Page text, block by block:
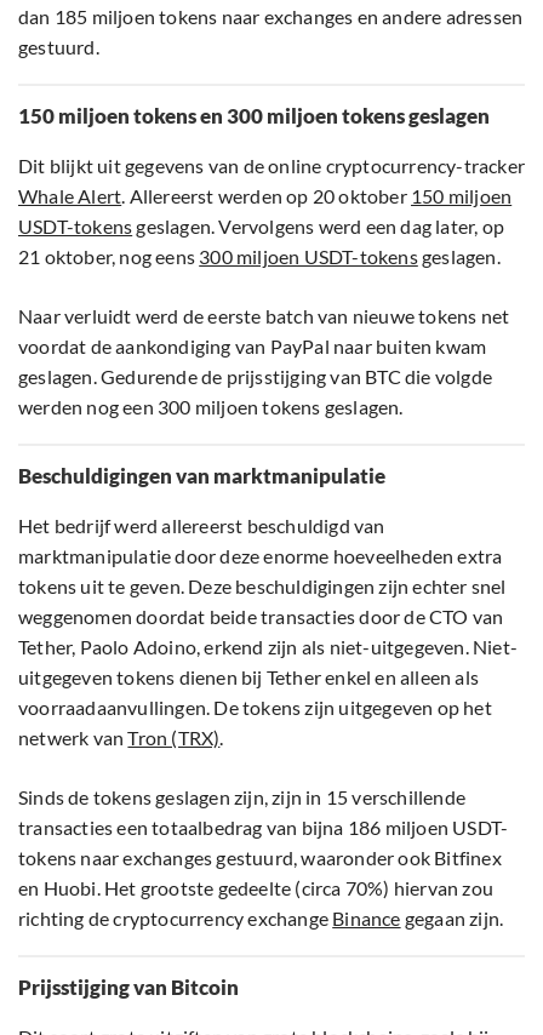
dan 185 miljoen tokens naar exchanges en andere adressen
gestuurd.
150 miljoen tokens en 300 miljoen tokens geslagen
Dit blijkt uit gegevens van de online cryptocurrency-tracker
Whale Alert. Allereerst werden op 20 oktober 150 miljoen
USDT-tokensgeslagen. Vervolgens werd een dag later, op
21 oktober, nog eens 300 miljoen USDT-tokensgeslagen.
Naar verluidt werd de eerste batch van nieuwe tokens net
voordat de aankondiging van PayPal naar buiten kwam
geslagen. Gedurende de prijsstijging van BTC die volgde
werden nog een 300 miljoen tokens geslagen.
Beschuldigingen van marktmanipulatie
Het bedrijf werd allereerst beschuldigd van
marktmanipulatie door deze enorme hoeveelheden extra
tokens uit te geven. Deze beschuldigingen zijn echter snel
weggenomen doordat beide transacties door de CTO van
Tether, Paolo Adoino, erkend zijn als niet-uitgegeven. Niet-
uitgegeven tokens dienen bij Tether enkel en alleen als
voorraadaanvullingen. De tokens zijn uitgegeven op het
netwerk vanTron (TRX).
Sinds de tokens geslagen zijn, zijn in 15 verschillende
transacties een totaalbedrag van bijna 186 miljoen USDT-
tokens naar exchanges gestuurd, waaronder ook Bitfinex
en Huobi. Het grootste gedeelte (circa 70%) hiervan zou
richting de cryptocurrency exchange Binance gegaan zijn.
Prijsstijging van Bitcoin